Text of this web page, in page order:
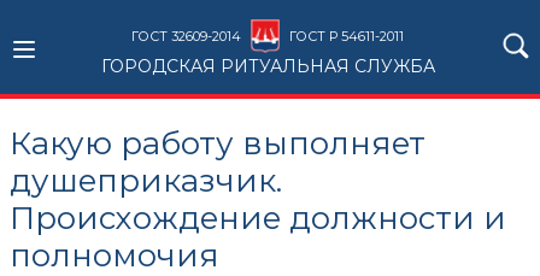
ГОСТ 32609-2014 ГОСТ Р 54611-2011
ГОРОДСКАЯ РИТУАЛЬНАЯ СЛУЖБА
Какую работу выполняет
душеприказчик.
Происхождение должности и
полномочия